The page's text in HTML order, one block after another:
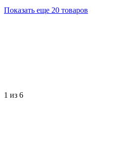
Показать еще 20 товаров
1 из 6